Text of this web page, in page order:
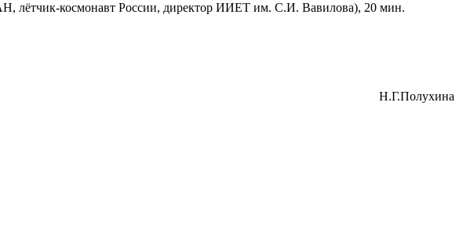
лётчик-космонавт России, директор ИИЕТ им. С.И. Вавилова), 20 мин.
Н.Г.Полухина